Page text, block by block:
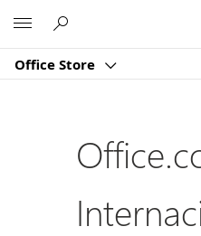
Office Store